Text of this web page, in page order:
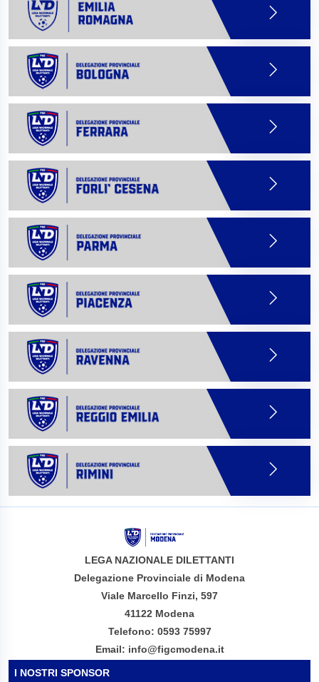
LEGA NAZIONALE DILETTANTI
Delegazione Provinciale di Modena
Viale Marcello Finzi, 597
41122 Modena
Telefono: 0593 75997
Email: info@figcmodena.it
I NOSTRI SPONSOR